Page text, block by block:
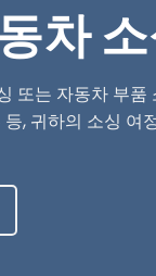
차
또는 자동차 부품
, 귀하의 소싱 여